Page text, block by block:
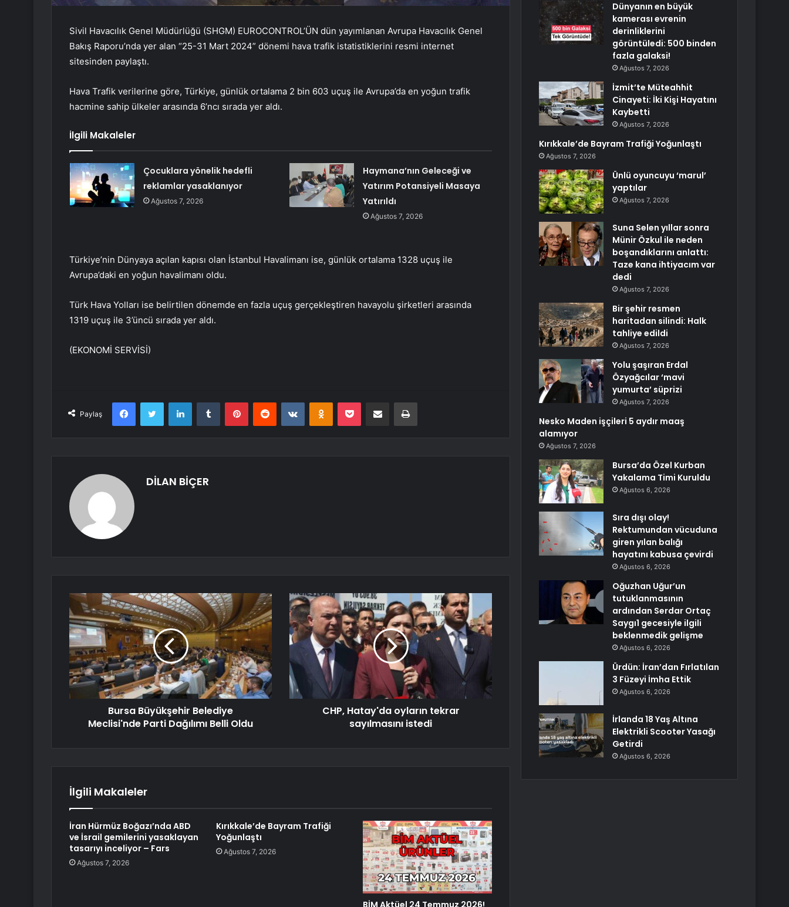
Sivil Havacılık Genel Müdürlüğü (SHGM) EUROCONTROL’ÜN dün yayımlanan Avrupa Havacılık Genel
Bakış Raporu’nda yer alan “25-31 Mart 2024” dönemi hava trafik istatistiklerini resmi internet
sitesinden paylaştı.
Hava Trafik verilerine göre, Türkiye, günlük ortalama 2 bin 603 uçuş ile Avrupa’da en yoğun trafik
hacmine sahip ülkeler arasında 6’ncı sırada yer aldı.
İlgili Makaleler
Çocuklara yönelik hedefli
reklamlar yasaklanıyor
Ağustos 7, 2026
Haymana’nın Geleceği ve
Yatırım Potansiyeli Masaya
Yatırıldı
Ağustos 7, 2026
Türkiye’nin Dünyaya açılan kapısı olan İstanbul Havalimanı ise, günlük ortalama 1328 uçuş ile
Avrupa’daki en yoğun havalimanı oldu.
Türk Hava Yolları ise belirtilen dönemde en fazla uçuş gerçekleştiren havayolu şirketleri arasında
1319 uçuş ile 3’üncü sırada yer aldı.
(EKONOMİ SERVİSİ)
Paylaş
FacebookTwitter LinkedInTumblr PinterestReddit VKontakteOdnoklassniki
Pocket E-Posta ile paylaş Yazdır
DİLAN BİÇER
Bursa Büyükşehir Belediye
Meclisi'nde Parti Dağılımı Belli Oldu
CHP, Hatay'da oyların tekrar
sayılmasını istedi
İlgili Makaleler
İran Hürmüz Boğazı’nda ABD
ve İsrail gemilerini yasaklayan
tasarıyı inceliyor – Fars
Ağustos 7, 2026
Kırıkkale’de Bayram Trafiği
Yoğunlaştı
Ağustos 7, 2026
Dünyanın en büyük
kamerası evrenin
derinliklerini
görüntüledi: 500 binden
fazla galaksi!
Ağustos 7, 2026
İzmit’te Müteahhit
Cinayeti: İki Kişi Hayatını
Kaybetti
Ağustos 7, 2026
Kırıkkale’de Bayram Trafiği Yoğunlaştı
Ağustos 7, 2026
Ünlü oyuncuyu ‘marul’
yaptılar
Ağustos 7, 2026
Suna Selen yıllar sonra
Münir Özkul ile neden
boşandıklarını anlattı:
Taze kana ihtiyacım var
dedi
Ağustos 7, 2026
Bir şehir resmen
haritadan silindi: Halk
tahliye edildi
Ağustos 7, 2026
Yolu şaşıran Erdal
Özyağcılar ‘mavi
yumurta’ süprizi
Ağustos 7, 2026
Nesko Maden işçileri 5 aydır maaş
alamıyor
Ağustos 7, 2026
Bursa’da Özel Kurban
Yakalama Timi Kuruldu
Ağustos 6, 2026
Sıra dışı olay!
Rektumundan vücuduna
giren yılan balığı
hayatını kabusa çevirdi
Ağustos 6, 2026
Oğuzhan Uğur’un
tutuklanmasının
ardından Serdar Ortaç
Saygı1 gecesiyle ilgili
beklenmedik gelişme
Ağustos 6, 2026
Ürdün: İran’dan Fırlatılan
3 Füzeyi İmha Ettik
Ağustos 6, 2026
İrlanda 18 Yaş Altına
Elektrikli Scooter Yasağı
Getirdi
Ağustos 6, 2026